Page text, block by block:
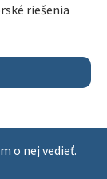
riešenia
o nej vedieť.